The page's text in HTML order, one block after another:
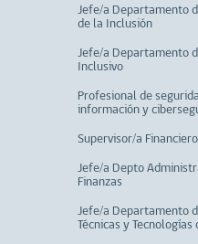
Jefe/a Departamento
de la Inclusión
Jefe/a Departamento
Inclusivo
Profesional de
información y
Supervisor/a
Jefe/a Depto
Finanzas
Jefe/a Departamento
Técnicas y Tecnologías